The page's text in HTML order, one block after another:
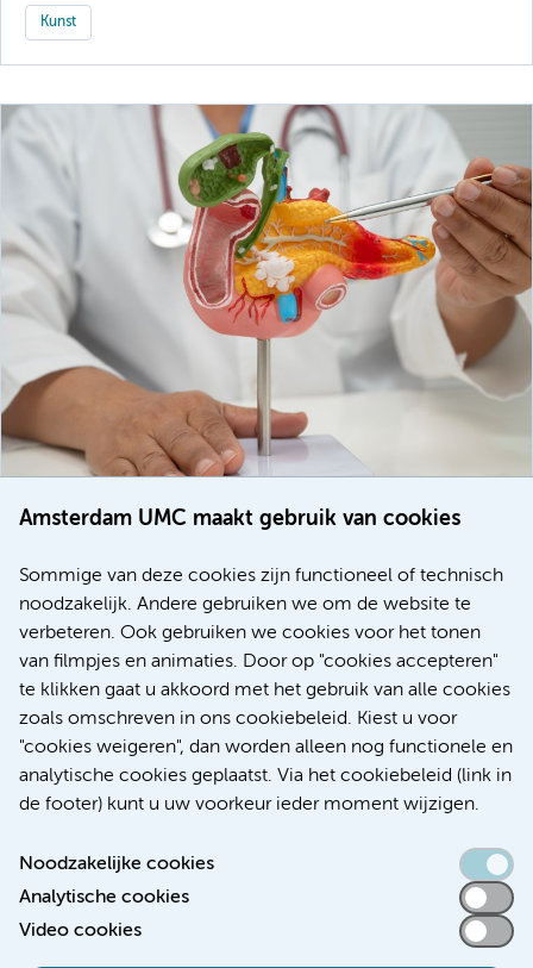
Amsterdam UMC maakt gebruik van cookies
Sommige van deze cookies zijn functioneel of technisch
noodzakelijk. Andere gebruiken we om de website te
verbeteren. Ook gebruiken we cookies voor het tonen
van filmpjes en animaties. Door op "cookies accepteren"
te klikken gaat u akkoord met het gebruik van alle cookies
zoals omschreven in ons cookiebeleid. Kiest u voor
"cookies weigeren", dan worden alleen nog functionele en
analytische cookies geplaatst. Via het cookiebeleid (link in
de footer) kunt u uw voorkeur ieder moment wijzigen.
Noodzakelijke cookies
Analytische cookies
Video cookies
Kunst
voor patiënten met alvleesklierkanker verbeteren
Meer
Toegankelijkheidsverklaring